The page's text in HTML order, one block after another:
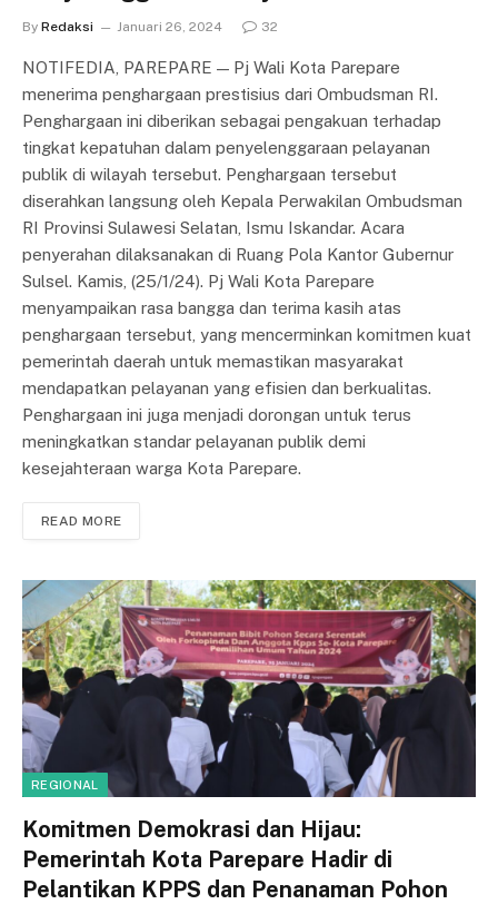
By Redaksi Januari 26, 2024 32
NOTIFEDIA, PAREPARE — Pj Wali Kota Parepare
menerima penghargaan prestisius dari Ombudsman RI.
Penghargaan ini diberikan sebagai pengakuan terhadap
tingkat kepatuhan dalam penyelenggaraan pelayanan
publik di wilayah tersebut. Penghargaan tersebut
diserahkan langsung oleh Kepala Perwakilan Ombudsman
RI Provinsi Sulawesi Selatan, Ismu Iskandar. Acara
penyerahan dilaksanakan di Ruang Pola Kantor Gubernur
Sulsel. Kamis, (25/1/24). Pj Wali Kota Parepare
menyampaikan rasa bangga dan terima kasih atas
penghargaan tersebut, yang mencerminkan komitmen kuat
pemerintah daerah untuk memastikan masyarakat
mendapatkan pelayanan yang efisien dan berkualitas.
Penghargaan ini juga menjadi dorongan untuk terus
meningkatkan standar pelayanan publik demi
kesejahteraan warga Kota Parepare.
READ MORE
REGIONAL
Komitmen Demokrasi dan Hijau:
Pemerintah Kota Parepare Hadir di
Pelantikan KPPS dan Penanaman Pohon